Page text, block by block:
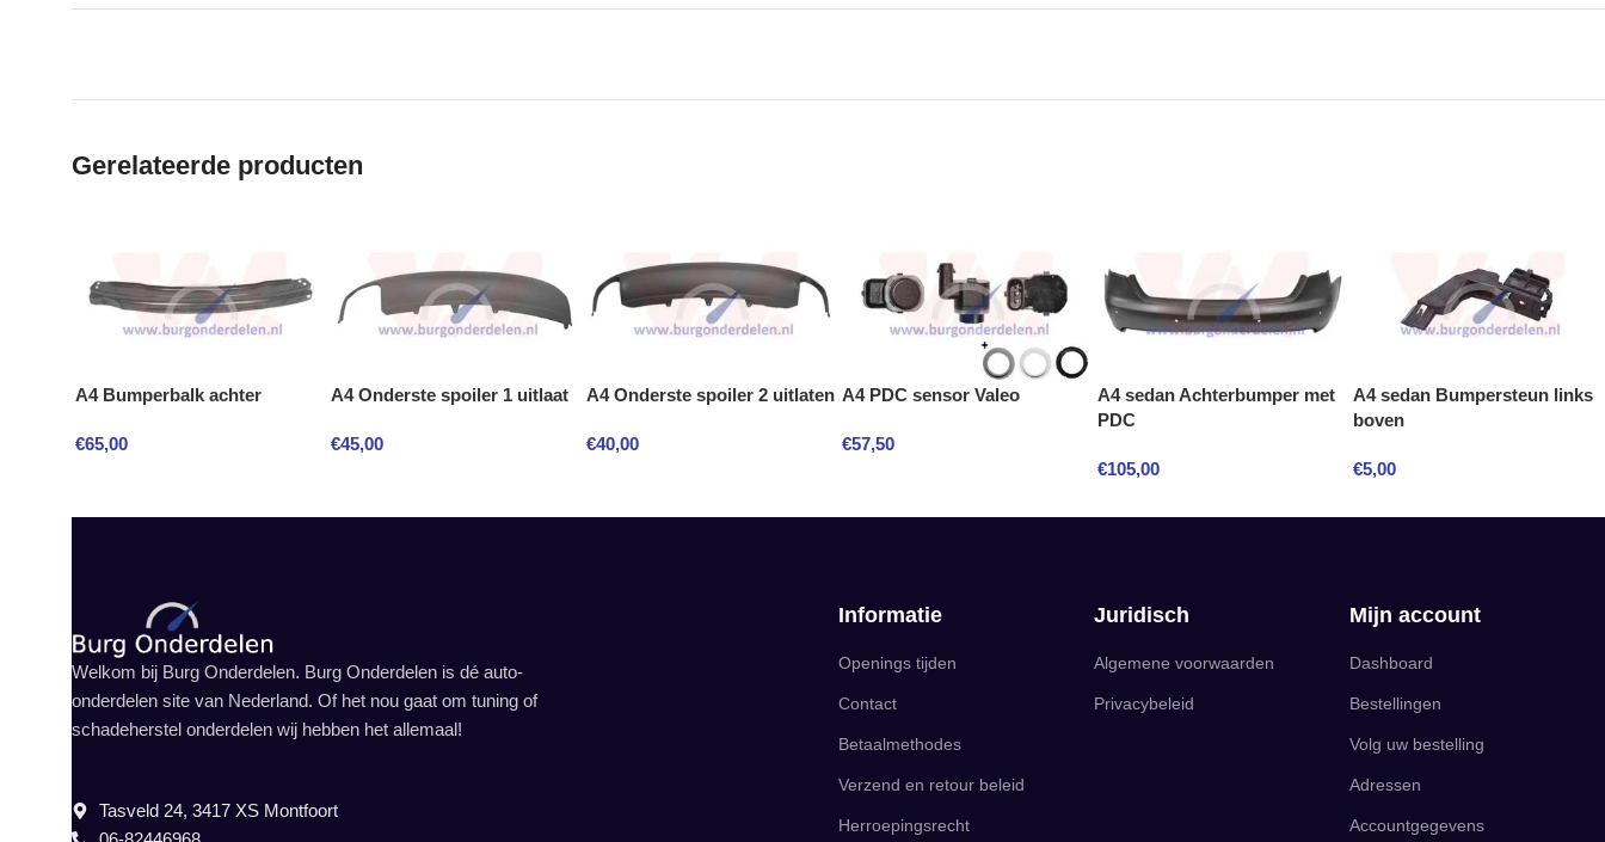
Gerelateerde producten
A4 Bumperbalk achter
€65,00
A4 Onderste spoiler 1 uitlaat
€45,00
A4 Onderste spoiler 2 uitlaten
€40,00
A4 PDC sensor Valeo
€57,50
A4 sedan Achterbumper met
PDC
€105,00
A4 sedan Bumpersteun links
boven
€5,00
Informatie
Openings tijden
Contact
Betaalmethodes
Verzend en retour beleid
Herroepingsrecht
Juridisch
Algemene voorwaarden
Privacybeleid
Mijn account
Dashboard
Bestellingen
Volg uw bestelling
Adressen
Accountgegevens
Welkom bij Burg Onderdelen. Burg Onderdelen is dé auto-
onderdelen site van Nederland. Of het nou gaat om tuning of
schadeherstel onderdelen wij hebben het allemaal!
Tasveld 24, 3417 XS Montfoort